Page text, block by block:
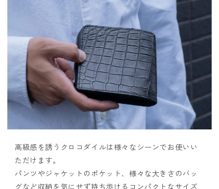
高級感を誘うクロコダイルは様々なシーンでお使いい
ただけます。
パンツやジャケットのポケット、様々な大きさのバッ
グなど収納を気にせず持ち歩けるコンパクトなサイズ